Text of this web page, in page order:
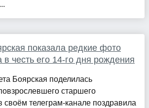
показала редкие фото
в честь его 14-го дня рождения
Боярская поделилась
старшего
своём телеграм-канале поздравила